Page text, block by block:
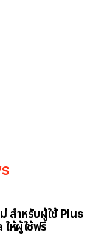
สำหรับผู้ใช้ Plus
ห้ผู้ใช้ฟรี